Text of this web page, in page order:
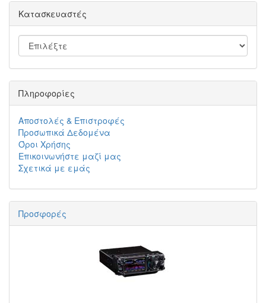
Κατασκευαστές
Πληροφορίες
Αποστολές & Επιστροφές
Προσωπικά Δεδομένα
Όροι Χρήσης
Επικοινωνήστε μαζί μας
Σχετικά με εμάς
Προσφορές